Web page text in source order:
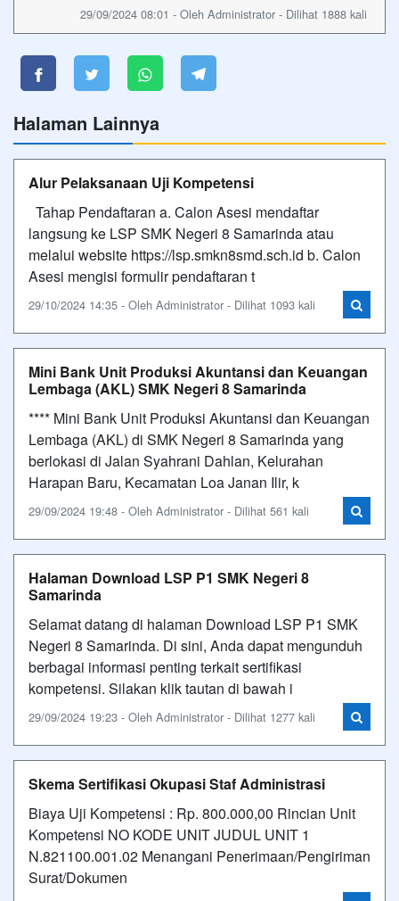
29/09/2024 08:01 - Oleh Administrator - Dilihat 1888 kali
Halaman Lainnya
Alur Pelaksanaan Uji Kompetensi
Tahap Pendaftaran a. Calon Asesi mendaftar
langsung ke LSP SMK Negeri 8 Samarinda atau
melalui website https://lsp.smkn8smd.sch.id b. Calon
Asesi mengisi formulir pendaftaran t
29/10/2024 14:35 - Oleh Administrator - Dilihat 1093 kali
Mini Bank Unit Produksi Akuntansi dan Keuangan
Lembaga (AKL) SMK Negeri 8 Samarinda
**** Mini Bank Unit Produksi Akuntansi dan Keuangan
Lembaga (AKL) di SMK Negeri 8 Samarinda yang
berlokasi di Jalan Syahrani Dahlan, Kelurahan
Harapan Baru, Kecamatan Loa Janan Ilir, k
29/09/2024 19:48 - Oleh Administrator - Dilihat 561 kali
Halaman Download LSP P1 SMK Negeri 8
Samarinda
Selamat datang di halaman Download LSP P1 SMK
Negeri 8 Samarinda. Di sini, Anda dapat mengunduh
berbagai informasi penting terkait sertifikasi
kompetensi. Silakan klik tautan di bawah i
29/09/2024 19:23 - Oleh Administrator - Dilihat 1277 kali
Skema Sertifikasi Okupasi Staf Administrasi
Biaya Uji Kompetensi : Rp. 800.000,00 Rincian Unit
Kompetensi NO KODE UNIT JUDUL UNIT 1
N.821100.001.02 Menangani Penerimaan/Pengiriman
Surat/Dokumen